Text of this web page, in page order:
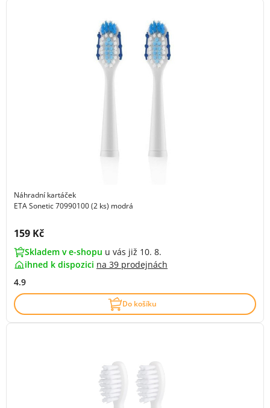
Náhradní kartáček
ETA Sonetic 70990100 (2 ks) modrá
Cena s DPH:
159 Kč
Skladem v e-shopu u vás již 10. 8.
ihned k dispozici na 39 prodejnách
4.9
Do košíku